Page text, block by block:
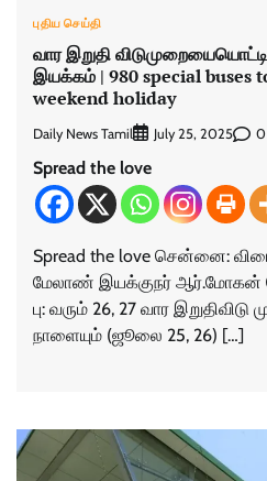
புதிய செய்தி
​வார இறுதி விடு​முறையையொட்டி
இயக்​கம் | 980 special buses
weekend holiday
Daily News Tamil July 25, 2025 0
Spread the love
Spread the love சென்னை:
மேலாண் இயக்​குநர் ஆர்​.மோகன்
பு: வரும் 26, 27 வார
நாளை​யும் (ஜூலை 25, 26) […]